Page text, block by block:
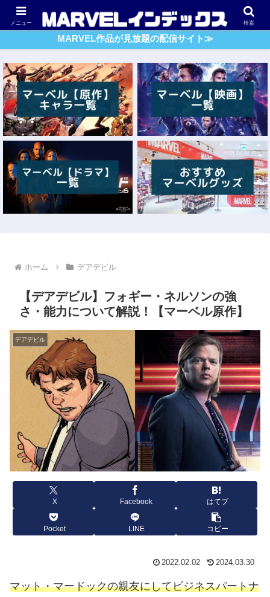
アベンジャーズ スパイダーマン ガーディアンズ・O・G
MARVEL作品が見放題の配信サイト≫
ホーム デアデビル
【デアデビル】フォギー・ネルソンの強
さ・能力について解説！【マーベル原作】
デアデビル
X Facebook はてブ
Pocket LINE コピー
2022.02.02 2024.03.30
マット・マードックの親友にしてビジネスパートナ
メニュー 検索